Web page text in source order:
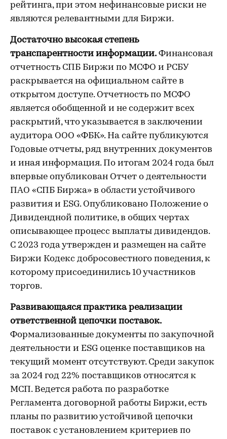
рейтинга, при этом нефинансовые риски не
являются релевантными для Биржи.
Достаточно высокая степень
транспарентности информации. Финансовая
отчетность СПБ Биржи по МСФО и РСБУ
раскрывается на официальном сайте в
открытом доступе. Отчетность по МСФО
является обобщенной и не содержит всех
раскрытий, что указывается в заключении
аудитора ООО «ФБК». На сайте публикуются
Годовые отчеты, ряд внутренних документов
и иная информация. По итогам 2024 года был
впервые опубликован Отчет о деятельности
ПАО «СПБ Биржа» в области устойчивого
развития и ESG. Опубликовано Положение о
Дивидендной политике, в общих чертах
описывающее процесс выплаты дивидендов.
С 2023 года утвержден и размещен на сайте
Биржи Кодекс добросовестного поведения, к
которому присоединились 10 участников
торгов.
Развивающаяся практика реализации
ответственной цепочки поставок.
Формализованные документы по закупочной
деятельности и ESG оценке поставщиков на
текущий момент отсутствуют. Среди закупок
за 2024 год 22% поставщиков относятся к
МСП. Ведется работа по разработке
Регламента договорной работы Биржи, есть
планы по развитию устойчивой цепочки
поставок с установлением критериев по